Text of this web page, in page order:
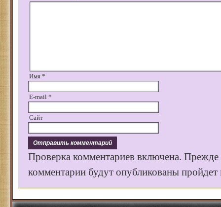
Имя *
E-mail *
Сайт
Проверка комментариев включена.
комментарии будут опубликованы пройдет